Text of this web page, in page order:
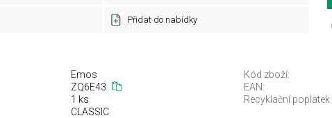
Přidat do nabídky
Emos Kód zboží:
ZQ6E43 EAN:
1 ks Recyklační poplatek:
CLASSIC